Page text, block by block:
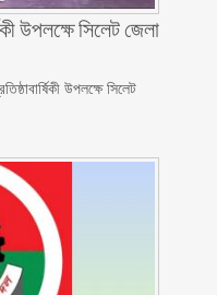
উপলক্ষে সিলেট জেলা
উপলক্ষে সিলেট